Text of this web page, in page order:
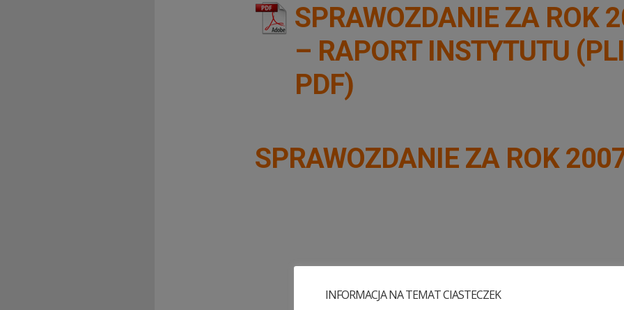
SPRAWOZDANIE ZA ROK
– RAPORT INSTYTUTU
PDF)
SPRAWOZDANIE ZA ROK
INFORMACJA NA TEMAT CIASTECZEK